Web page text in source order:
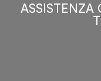
ASSISTENZA